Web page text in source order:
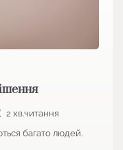
2 хв.читання
багато людей.